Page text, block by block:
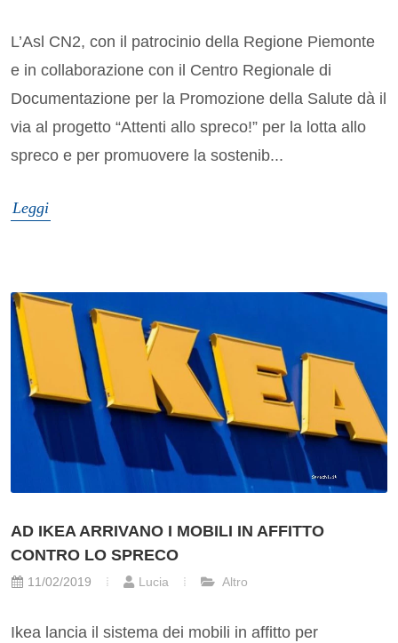
L’Asl CN2, con il patrocinio della Regione Piemonte
e in collaborazione con il Centro Regionale di
Documentazione per la Promozione della Salute dà il
via al progetto “Attenti allo spreco!” per la lotta allo
spreco e per promuovere la sostenib...
Leggi
AD IKEA ARRIVANO I MOBILI IN AFFITTO
CONTRO LO SPRECO
11/02/2019 Lucia Altro
Ikea lancia il sistema dei mobili in affitto per